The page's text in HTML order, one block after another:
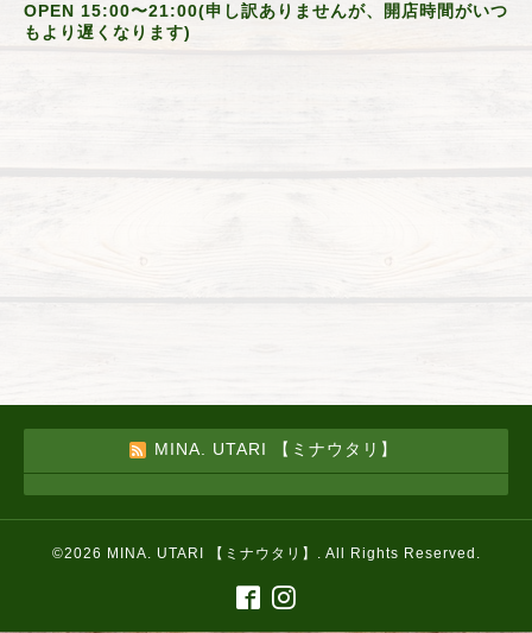
OPEN 15:00〜21:00(申し訳ありませんが、開店時間がいつ
もより遅くなります)
MINA. UTARI 【ミナウタリ】
©2026 MINA. UTARI 【ミナウタリ】 . All Rights Reserved.